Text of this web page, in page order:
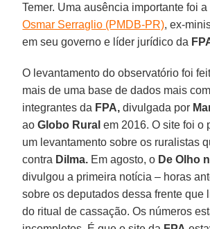
Temer. Uma ausência importante foi
Osmar Serraglio (PMDB-PR), ex-
em seu governo e líder jurídico da
O levantamento do observatório foi
mais de uma base de dados mais
integrantes da FPA, divulgada por
aoGlobo Rural em 2016. O site foi o
um levantamento sobre os ruralistas
contra Dilma. Em agosto, o De Olho
divulgou a primeira notícia – horas
sobre os deputados dessa frente que
do ritual de cassação. Os números